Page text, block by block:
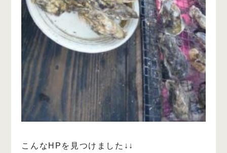
こんなHPを見つけました↓↓